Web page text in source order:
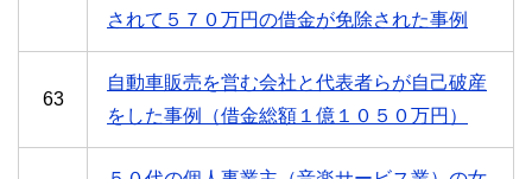
されて５７０万円の借金が免除された事例
63
自動車販売を営む会社と代表者らが自己破産
をした事例（借金総額１億１０５０万円）